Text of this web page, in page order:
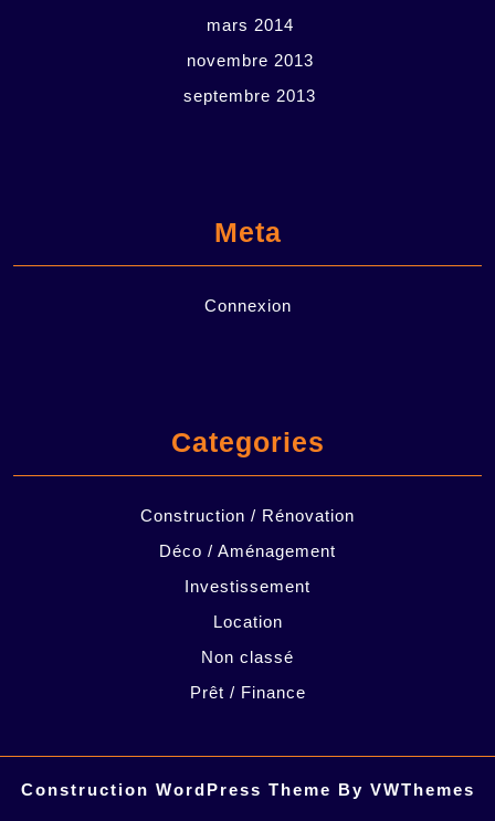
mars 2014
novembre 2013
septembre 2013
Meta
Connexion
Categories
Construction / Rénovation
Déco / Aménagement
Investissement
Location
Non classé
Prêt / Finance
Construction WordPress Theme By VWThemes